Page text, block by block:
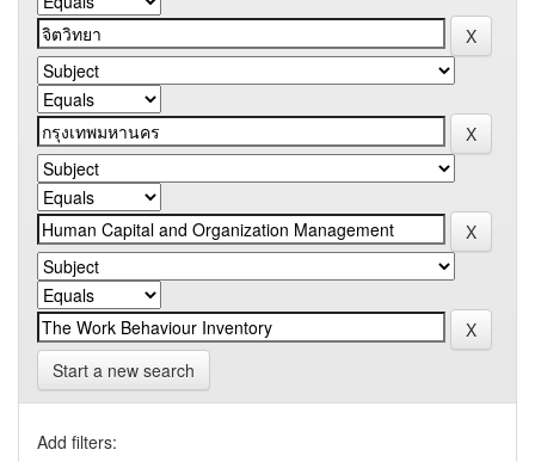
Start a new search
Add filters: